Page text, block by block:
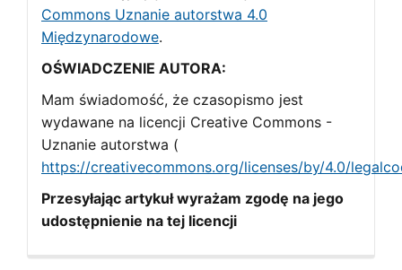
Commons Uznanie autorstwa 4.0
Międzynarodowe.
OŚWIADCZENIE AUTORA:
Mam świadomość, że czasopismo jest
wydawane na licencji Creative Commons -
Uznanie autorstwa (
https://creativecommons.org/licenses/by/4.0/
Przesyłając artykuł wyrażam zgodę na jego
udostępnienie na tej licencji